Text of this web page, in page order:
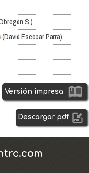
S.)
(David Escobar Parra)
Versión impresa
Descargar pdf